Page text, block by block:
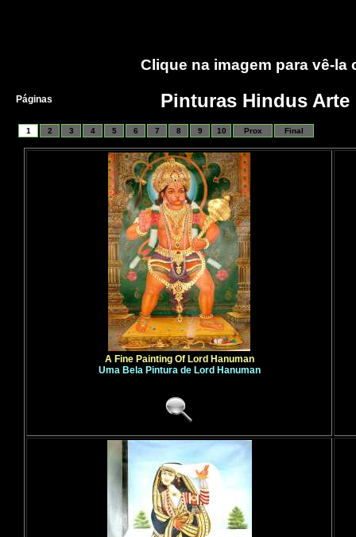
Páginas
1 2 3 4 5 6 7 8 9 10 Prox Final
A Fine Painting Of Lord Hanuman
Uma Bela Pintura de Lord Hanuman
Clique na imagem para vê-la
Pinturas Hindus Arte